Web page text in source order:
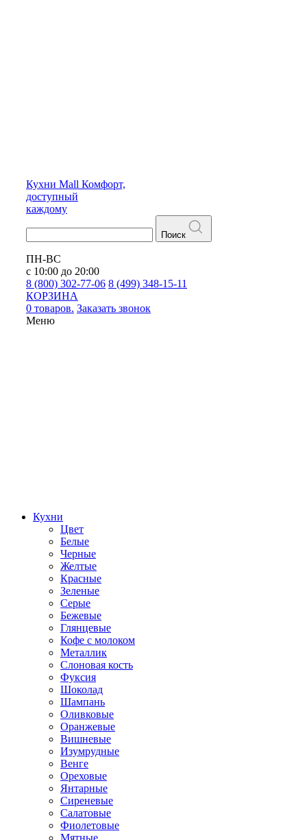
Кухни Mall Комфорт,
доступный
каждому
Поиск
ПН-ВС
с 10:00 до 20:00
8 (800) 302-77-06 8 (499) 348-15-11
КОРЗИНА
0 товаров. Заказать звонок
Меню
Кухни
Цвет
Белые
Черные
Желтые
Красные
Зеленые
Серые
Бежевые
Глянцевые
Кофе с молоком
Металлик
Слоновая кость
Фуксия
Шоколад
Шампань
Оливковые
Оранжевые
Вишневые
Изумрудные
Венге
Ореховые
Янтарные
Сиреневые
Салатовые
Фиолетовые
Мятные